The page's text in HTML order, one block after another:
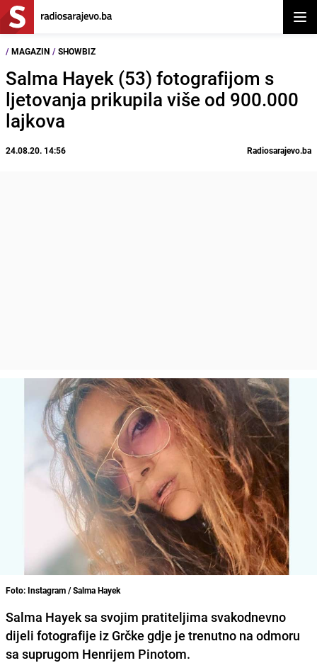
/ MAGAZIN / SHOWBIZ
Salma Hayek (53) fotografijom s
ljetovanja prikupila više od 900.000
lajkova
24.08.20. 14:56 Radiosarajevo.ba
Foto: Instagram / Salma Hayek
Salma Hayeksa svojim pratiteljima svakodnevno
dijeli fotografije iz Grčke gdje je trenutno na odmoru
sa suprugom Henrijem Pinotom.